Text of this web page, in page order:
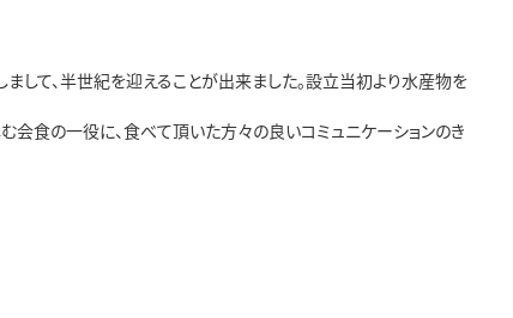
して、半世紀を迎えることが出来ました。設立当初より水産物を
会食の一役に、食べて頂いた方々の良いコミュニケーションのき